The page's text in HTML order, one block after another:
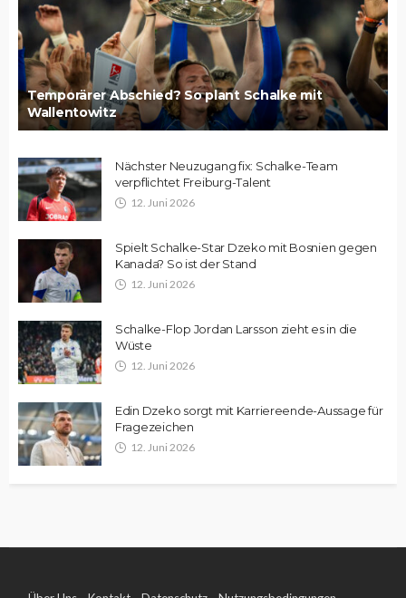
Temporärer Abschied? So plant Schalke mit
Wallentowitz
Nächster Neuzugang fix: Schalke-Team
verpflichtet Freiburg-Talent
12. Juni 2026
Spielt Schalke-Star Dzeko mit Bosnien gegen
Kanada? So ist der Stand
12. Juni 2026
Schalke-Flop Jordan Larsson zieht es in die
Wüste
12. Juni 2026
Edin Dzeko sorgt mit Karriereende-Aussage für
Fragezeichen
12. Juni 2026